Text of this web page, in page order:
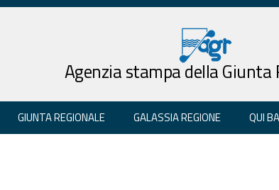
Agenzia stampa della Giunta
GIUNTA REGIONALE GALASSIA REGIONE QUI